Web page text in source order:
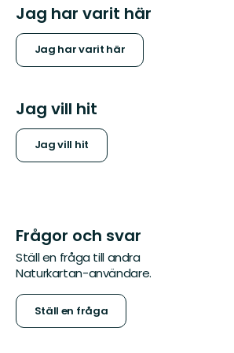
Jag har varit här
Jag har varit här
Jag vill hit
Jag vill hit
Frågor och svar
Ställ en fråga till andra
Naturkartan-användare.
Ställ en fråga